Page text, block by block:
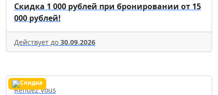
Скидка 1 000 рублей при бронировании от 15
000 рублей!
Действует до 30.09.2026
Rendez Vous